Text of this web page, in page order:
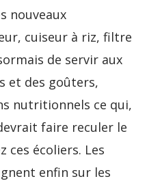
nouveaux
cuiseur à riz, filtre
de servir aux
et des goûters,
nutritionnels ce qui,
faire reculer le
ces écoliers. Les
enfin sur les